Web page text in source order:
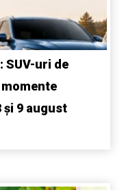
SUV-uri de
9 august